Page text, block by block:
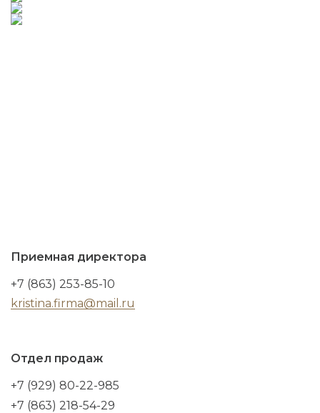
Приемная директора
+7 (863) 253-85-10
kristina.firma@mail.ru
Отдел продаж
+7 (929) 80-22-985
+7 (863) 218-54-29